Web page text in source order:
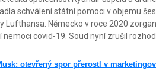
schválení státní pomoci v objemu
Lufthansa. Německo v roce 2020
covid-19. Soud nyní zrušil
otevřený spor přerostl v